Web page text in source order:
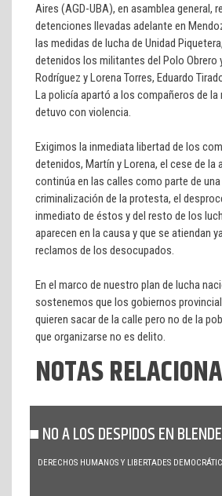
Aires (AGD-UBA), en asamblea general,
detenciones llevadas adelante en
las medidas de lucha de Unidad
detenidos los militantes del Polo Obrero
Rodríguez y Lorena Torres, Eduardo
La policía apartó a los compañeros de
detuvo con violencia.
Exigimos la inmediata libertad de los
detenidos, Martín y Lorena, el cese de la
continúa en las calles como parte de
criminalización de la protesta, el
inmediato de éstos y del resto de los
aparecen en la causa y que se atiendan
reclamos de los desocupados.
En el marco de nuestro plan de lucha
sostenemos que los gobiernos
quieren sacar de la calle pero no de la
que organizarse no es delito.
NOTAS
NO A LOS DESPIDOS EN
DERECHOS HUMANOS Y LIBERTADES